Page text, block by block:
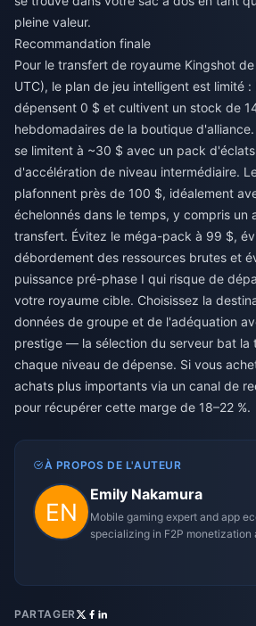
pleine valeur.
Recommandation finale
Pour le transfert de royaume Kingshot
UTC), le plan de jeu intelligent est limité :
dépensent 0 $ et cultivent un stock de
hebdomadaires de la boutique
se limitent à ~30 $ avec un pack
d'accélération de niveau intermédiaire.
plafonnent près de 100 $, idéalement
échelonnés dans le temps, y compris un
transfert. Évitez le méga-pack à 99 $,
débordement des ressources brutes et
puissance pré-phase I qui risque de
votre royaume cible. Choisissez la
données de groupe et de l'adéquation
prestige — la sélection du serveur bat la
chaque niveau de dépense. Si vous
achats plus importants via un canal de
pour récupérer cette marge de 18–22 %.
À PROPOS DE L'AUTEUR
Emily Nakamura
Mobile gaming expert and app
specializing in F2P
PARTAGER